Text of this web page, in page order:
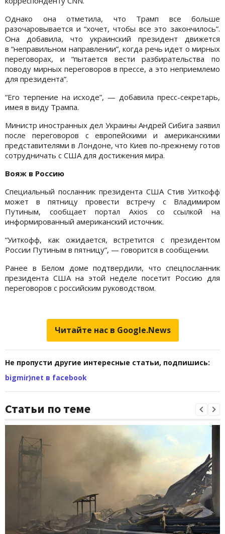
Однако она отметила, что Трамп все больше
разочаровывается и “хочет, чтобы все это закончилось”.
Она добавила, что украинский президент движется
в “неправильном направлении”, когда речь идет о мирных
переговорах, и “пытается вести разбирательства по
поводу мирных переговоров в прессе, а это неприемлемо
для президента”.
“Его терпение на исходе”, — добавила пресс-секретарь,
имея в виду Трампа.
Министр иностранных дел Украины Андрей Сибига заявил
после переговоров с европейскими и американскими
представителями в Лондоне, что Киев по-прежнему готов
сотрудничать с США для достижения мира.
Вояж в Россию
Специальный посланник президента США Стив Уиткофф
может в пятницу провести встречу с Владимиром
Путиным, сообщает портал Axios со ссылкой на
информированный американский источник.
“Уиткофф, как ожидается, встретится с президентом
России Путиным в пятницу”, — говорится в сообщении.
Ранее в Белом доме подтвердили, что спецпосланник
президента США на этой неделе посетит Россию для
переговоров с российским руководством.
Читайте нас в Google.News
Не пропусти другие интересные статьи, подпишись:
bigmir)net в facebook
Статьи по теме